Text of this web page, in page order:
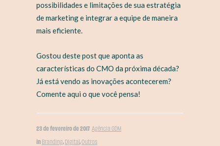
possibilidades e limitações de sua estratégia
de marketing e integrar a equipe de maneira
mais eficiente.
Gostou deste post que aponta as
características do CMO da próxima década?
Já está vendo as inovações acontecerem?
Comente aqui o que você pensa!
23 de fevereiro de 2017 Agência GDM
in Branding, Digital,Outros